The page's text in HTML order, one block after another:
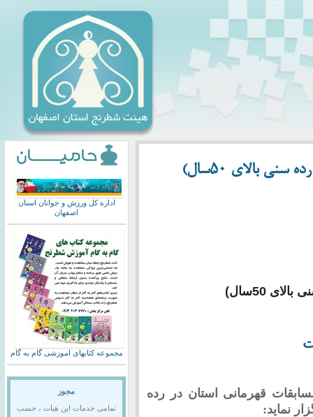
بالای 50سال)
50سال)
قهرمانی استان در رده
:
اداره کل ورزش و جوانان استان
اصفهان
مجموعه کتابهای اموزشی گام به گام
مجوز
تمامی خدمات این هیات ، حسب